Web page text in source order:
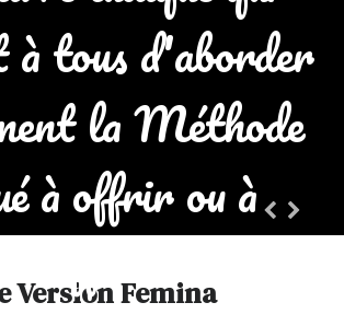
à tous d'aborder
la Méthode
à offrir ou à
s'offrir !
Version Femina